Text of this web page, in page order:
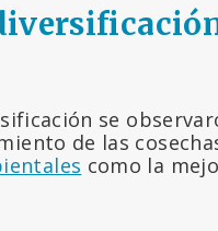
se
de las
como la